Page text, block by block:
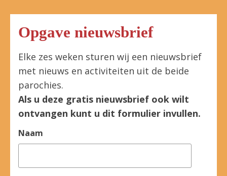
Opgave nieuwsbrief
Elke zes weken sturen wij een nieuwsbrief
met nieuws en activiteiten uit de beide
parochies.
Als u deze gratis nieuwsbrief ook wilt
ontvangen kunt u dit formulier invullen.
Naam